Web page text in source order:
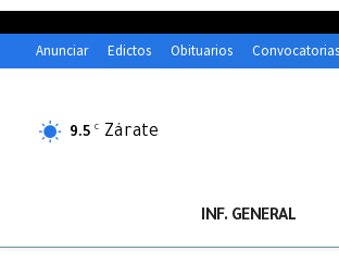
Anunciar Edictos Obituarios Convocatorias
9.5 C Zárate
INF. GENERAL